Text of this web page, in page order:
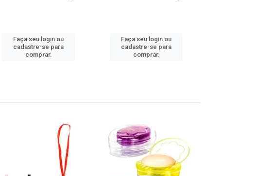
Faça seu login ou
cadastre-se para
comprar.
Faça seu login ou
cadastre-se para
comprar.